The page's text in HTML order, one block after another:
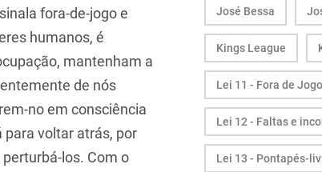
fora-de-jogo e
humanos, é
mantenham a
de nós
no em consciência
para voltar atrás, por
los. Com o
José Bessa
Kings League
Lei 11 - Fora de Jogo
Lei 12 - Faltas e
Lei 13 - Pontapés-